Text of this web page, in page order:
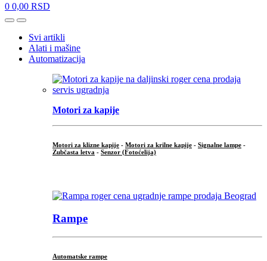
0 0,00 RSD
OpenClose
Svi artikli
Alati i mašine
Automatizacija
Motori za kapije
Motori za klizne kapije - Motori za krilne kapije - Signalne lampe -
Zubčasta letva - Senzor (Fotoćelija)
Rampe
Automatske rampe